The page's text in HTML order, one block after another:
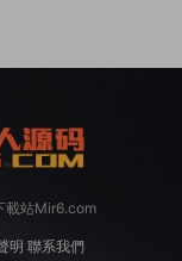
載站Mir6.com
明 聯系我們